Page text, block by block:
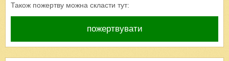
Також пожертву можна скласти тут:
пожертвувати